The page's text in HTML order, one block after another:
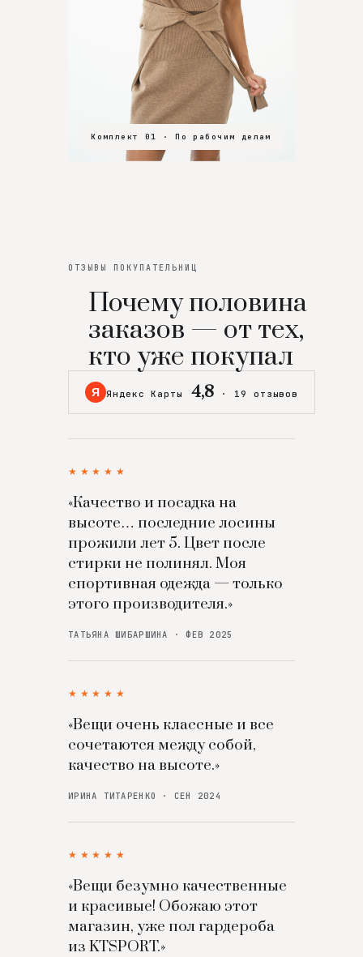
Комплект 01 · По рабочим делам
Комплект 02 · В зал
Комплект 03 · На особенный вечер
ОТЗЫВЫ ПОКУПАТЕЛЬНИЦ
Почему половина
заказов — от тех,
кто уже покупал
Я Яндекс Карты 4,8 · 19 отзывов
★★★★★
«Качество и посадка на
высоте… последние лосины
прожили лет 5. Цвет после
стирки не полинял. Моя
спортивная одежда — только
этого производителя.»
ТАТЬЯНА ШИБАРШИНА · ФЕВ 2025
★★★★★
«Вещи очень классные и все
сочетаются между собой,
качество на высоте.»
ИРИНА ТИТАРЕНКО · СЕН 2024
★★★★★
«Вещи безумно качественные
и красивые! Обожаю этот
магазин, уже пол гардероба
из KTSPORT.»